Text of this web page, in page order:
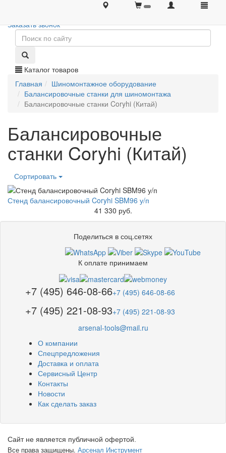
+7 (495) 646-08-66 +7 (495) 646-08-66
Заказать звонок
Каталог товаров
Главная
Шиномонтажное оборудование
Балансировочные станки для шиномонтажа
Балансировочные станки Coryhi (Китай)
Балансировочные
станки Coryhi (Китай)
Сортировать
Стенд балансировочный Coryhi SBM96 у/п
41 330 руб.
Поделиться в соц.сетях
К оплате принимаем
+7 (495) 646-08-66+7 (495) 646-08-66
+7 (495) 221-08-93+7 (495) 221-08-93
arsenal-tools@mail.ru
О компании
Спецпредложения
Доставка и оплата
Сервисный Центр
Контакты
Новости
Как сделать заказ
Сайт не является публичной офертой.
Все права защищены. Арсенал Инструмент